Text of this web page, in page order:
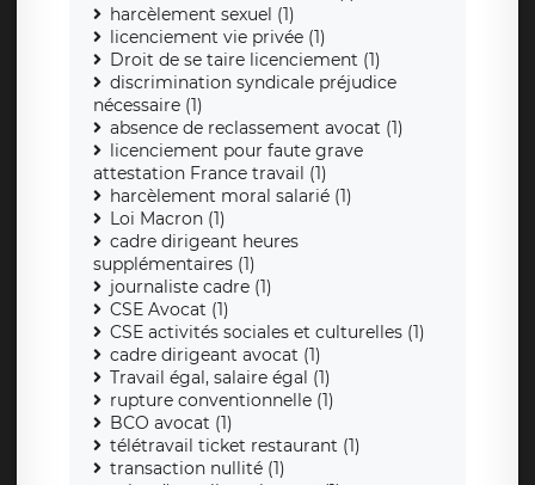
harcèlement sexuel (1)
licenciement vie privée (1)
Droit de se taire licenciement (1)
discrimination syndicale préjudice
nécessaire (1)
absence de reclassement avocat (1)
licenciement pour faute grave
attestation France travail (1)
harcèlement moral salarié (1)
Loi Macron (1)
cadre dirigeant heures
supplémentaires (1)
journaliste cadre (1)
CSE Avocat (1)
CSE activités sociales et culturelles (1)
cadre dirigeant avocat (1)
Travail égal, salaire égal (1)
rupture conventionnelle (1)
BCO avocat (1)
télétravail ticket restaurant (1)
transaction nullité (1)